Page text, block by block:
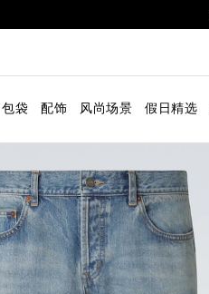
包袋 配饰 风尚场景 假日精选